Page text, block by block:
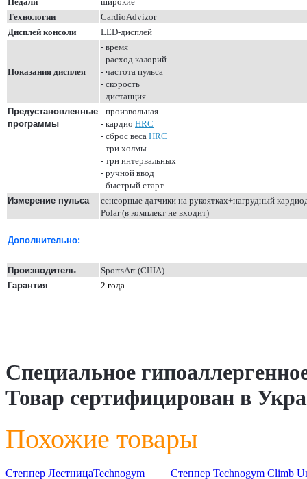
Технологии
CardioAdvizor
Дисплей консоли
LЕD-дисплей
Показания дисплея
- время
- расход калорий
- частота пульса
- скорость
- дистанция
Предустановленные
программы
- произвольная
- кардио HRC
- сброс веса HRC
- три холмы
- три интервальных
- ручной ввод
- быстрый старт
Измерение пульса
сенсорные датчики на рукоятках+нагрудный
Polar (в комплект не входит)
Дополнительно:
Производитель SportsArt (США)
Гарантия
2 года
Специальное
Товар сертифицирован в
Похожие товары
Степпер ЛестницаTechnogym Степпер Technogym Climb